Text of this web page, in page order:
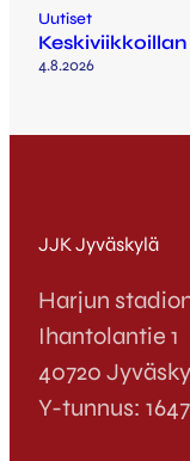
Uutiset
4.8.2026
JJK Jyväskylä
Harjun
Ihantolantie 1
40720
Y-tunnus: